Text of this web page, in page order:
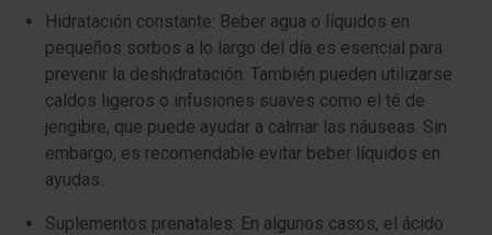
Hidratación constante: Beber agua o líquidos en
pequeños sorbos a lo largo del día es esencial para
prevenir la deshidratación. También pueden utilizarse
caldos ligeros o infusiones suaves como el té de
jengibre, que puede ayudar a calmar las náuseas. Sin
embargo, es recomendable evitar beber líquidos en
ayudas.
Suplementos prenatales: En algunos casos, el ácido